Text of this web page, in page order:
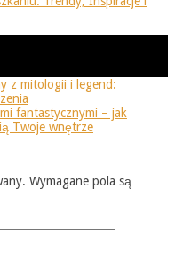
z mitologii i legend:
fantastycznymi – jak
Twoje wnętrze
Wymagane pola są